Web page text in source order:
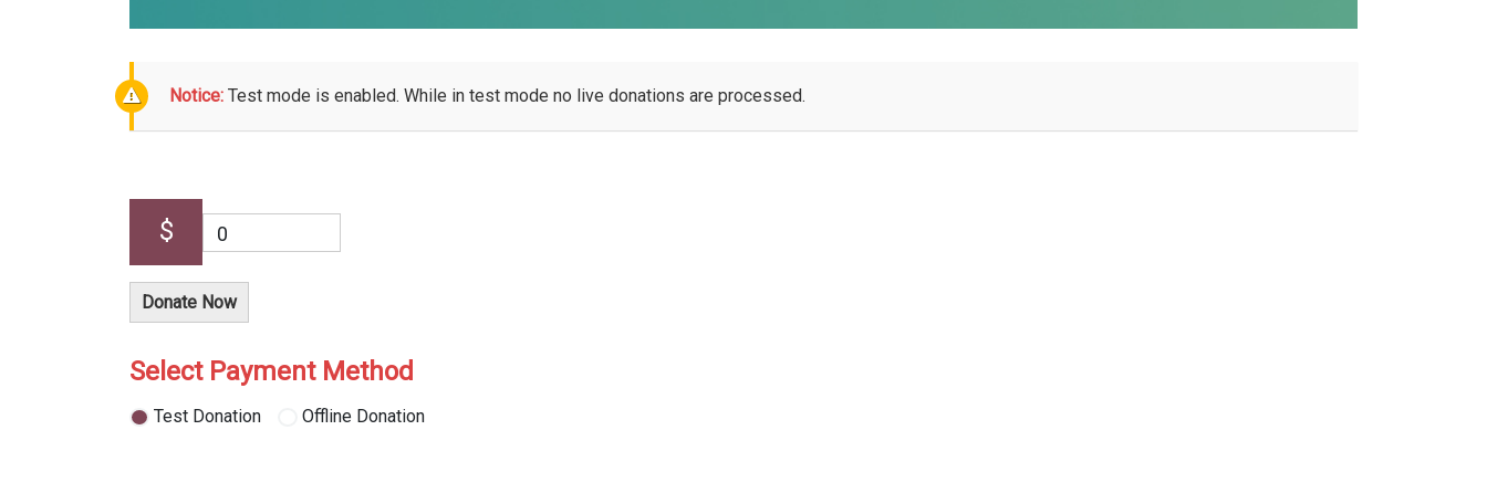
Notice: Test mode is enabled. While in test mode no live donations are processed.
$ 0
Donate Now
Select Payment Method
Test Donation Offline Donation